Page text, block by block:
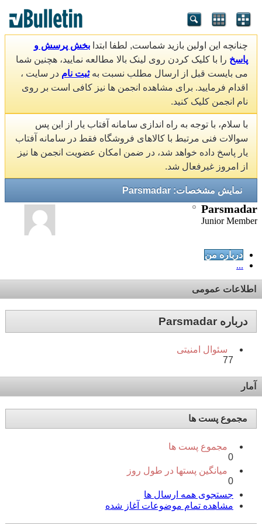
چنانچه این اولین بازید شماست, لطفا ابتدا بخش پرسش و
پاسخ را با کلیک کردن روی لینک بالا مطالعه نمایید، هچنین شما
می بایست قبل از ارسال مطلب نسبت بهثبت نام در سایت ،
اقدام فرمایید. برای مشاهده انجمن ها نیز کافی است بر روی
نام انجمن کلیک کنید.
با سلام، با توجه به راه اندازی سامانه آفتاب یار از این پس
سوالات فنی مرتبط با کالاهای فروشگاه فقط در سامانه آفتاب
یار پاسخ داده خواهد شد، در ضمن امکان عضویت انجمن ها نیز
از امروز غیرفعال شد.
نمایش مشخصات: Parsmadar
Parsmadar
Junior Member
درباره من
...
اطلاعات عمومی
درباره Parsmadar
سئوال امنیتی
77
آمار
مجموع پست ها
مجموع پست ها
0
میانگین پستها در طول روز
0
جستجوی همه ارسال ها
مشاهده تمام موضوعات آغاز شده